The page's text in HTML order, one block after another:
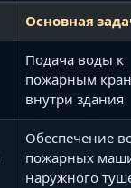
Основная
Подача воды к
пожарным
внутри здания
Обеспечение
пожарных
наружного